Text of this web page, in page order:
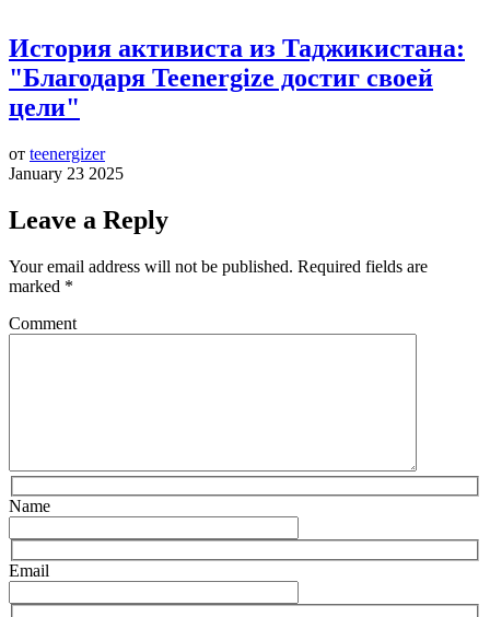
История активиста из Таджикистана:
"Благодаря Teenergize достиг своей
цели"
от teenergizer
January 23 2025
Leave a Reply
Your email address will not be published. Required fields are
marked *
Comment
Name
Email